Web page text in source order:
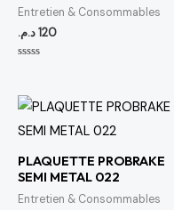
Entretien & Consommables
120د.م.
5
PLAQUETTE PROBRAKE
SEMI METAL 022
Entretien & Consommables